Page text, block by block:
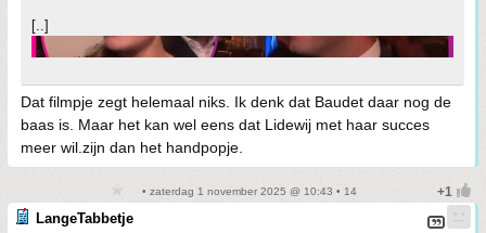
[..]
Dat filmpje zegt helemaal niks. Ik denk dat Baudet daar nog de
baas is. Maar het kan wel eens dat Lidewij met haar succes
meer wil.zijn dan het handpopje.
• zaterdag 1 november 2025 @ 10:43 • 14
LangeTabbetje